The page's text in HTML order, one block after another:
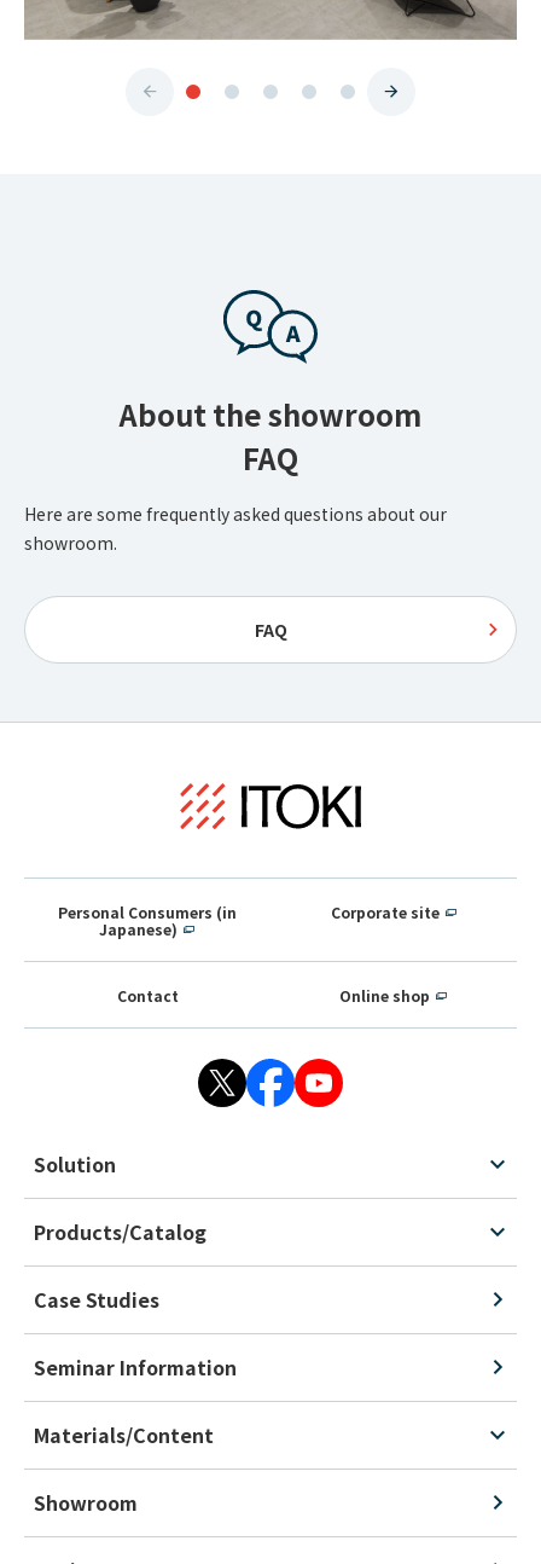
About the showroom
FAQ
Here are some frequently asked questions about our
showroom.
FAQ
Personal Consumers (in
Japanese)
Corporate site
Contact Online shop
Solution
Products/Catalog
Case Studies
Seminar Information
Materials/Content
Showroom